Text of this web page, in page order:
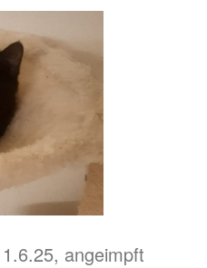
angeimpft